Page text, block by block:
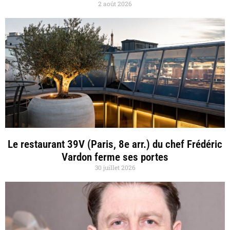
2 août 2026
Le restaurant 39V (Paris, 8e arr.) du chef Frédéric
Vardon ferme ses portes
30 juillet 2026